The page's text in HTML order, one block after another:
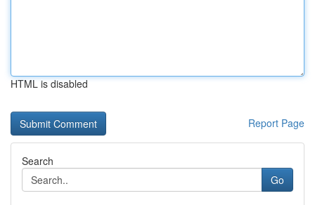
HTML is disabled
Report Page
Search
Go